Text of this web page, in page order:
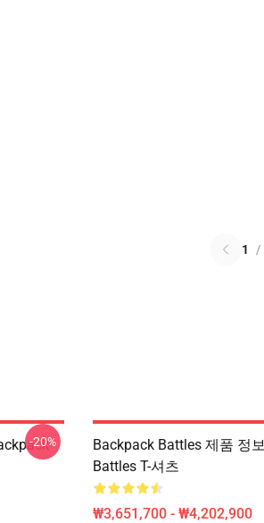
1 /
-20%
Backpack Battles 제품 정
Battles T-셔츠
₩3,651,700 - ₩4,202,900